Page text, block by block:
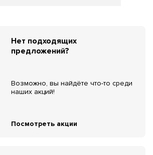
Нет подходящих
предложений?
Возможно, вы найдёте что-то среди
наших акций!
Посмотреть акции